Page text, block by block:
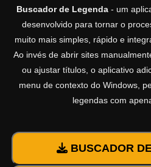
Buscador de Legenda - um
desenvolvido para tornar o
muito mais simples, rápido e
Ao invés de abrir sites
ou ajustar títulos, o aplicativo
menu de contexto do Windows,
legendas com
BUSCADOR